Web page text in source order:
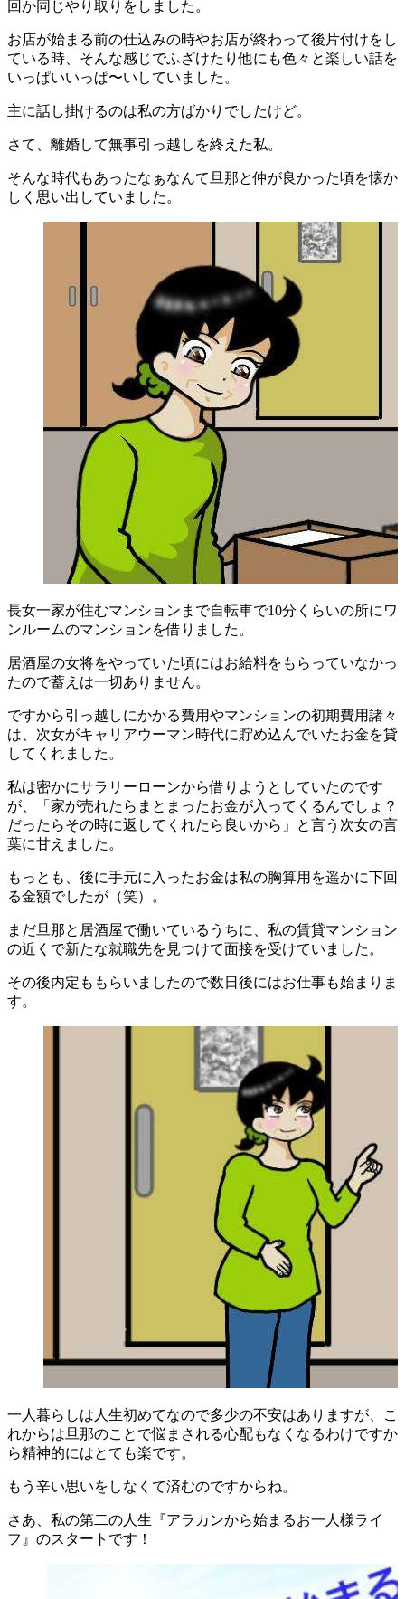
回か同じやり取りをしました。
お店が始まる前の仕込みの時やお店が終わって後片付けをし
ている時、そんな感じでふざけたり他にも色々と楽しい話を
いっぱいいっぱ〜いしていました。
主に話し掛けるのは私の方ばかりでしたけど。
さて、離婚して無事引っ越しを終えた私。
そんな時代もあったなぁなんて旦那と仲が良かった頃を懐か
しく思い出していました。
長女一家が住むマンションまで自転車で10分くらいの所にワ
ンルームのマンションを借りました。
居酒屋の女将をやっていた頃にはお給料をもらっていなかっ
たので蓄えは一切ありません。
ですから引っ越しにかかる費用やマンションの初期費用諸々
は、次女がキャリアウーマン時代に貯め込んでいたお金を貸
してくれました。
私は密かにサラリーローンから借りようとしていたのです
が、「家が売れたらまとまったお金が入ってくるんでしょ？
だったらその時に返してくれたら良いから」と言う次女の言
葉に甘えました。
もっとも、後に手元に入ったお金は私の胸算用を遥かに下回
る金額でしたが（笑）。
まだ旦那と居酒屋で働いているうちに、私の賃貸マンション
の近くで新たな就職先を見つけて面接を受けていました。
その後内定ももらいましたので数日後にはお仕事も始まりま
す。
一人暮らしは人生初めてなので多少の不安はありますが、こ
れからは旦那のことで悩まされる心配もなくなるわけですか
ら精神的にはとても楽です。
もう辛い思いをしなくて済むのですからね。
さあ、私の第二の人生『アラカンから始まるお一人様ライ
フ』のスタートです！